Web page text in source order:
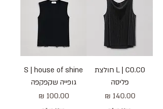
L | CO.CO חולצת
פליסה
מחיר
S | house of shine
גופייה שקפקפה
מחיר